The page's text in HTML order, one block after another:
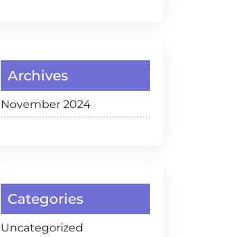
Archives
November 2024
Categories
Uncategorized